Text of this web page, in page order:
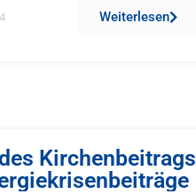
Weiterlesen
Kirchenbeitrags